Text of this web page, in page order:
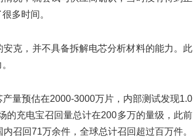
多时间。
克，并不具备拆解电芯分析材料的能力。此
量预估在2000-3000万片，内部测试发现1.0
的充电宝召回量总计在200多万的量级，此前
召回71万余件，全球总计召回超过百万件。